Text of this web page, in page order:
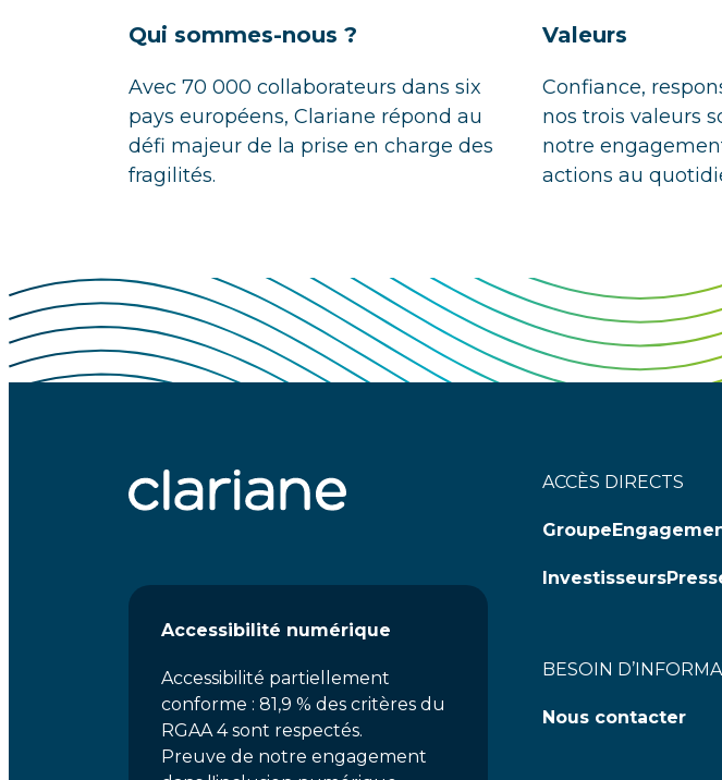
Qui sommes-nous ?
Avec 70 000 collaborateurs dans six
pays européens, Clariane répond au
défi majeur de la prise en charge des
fragilités.
Valeurs
Confiance,
nos trois valeurs
notre
actions au
Accessibilité numérique
Accessibilité partiellement
conforme : 81,9 % des critères du
RGAA 4 sont respectés.
Preuve de notre engagement
ACCÈS DIRECTS
Groupe
Investisseurs
BESOIN
Nous contacter